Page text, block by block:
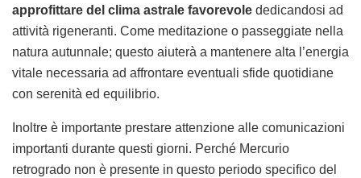
approfittare del clima astrale favorevole dedicandosi ad
attività rigeneranti. Come meditazione o passeggiate nella
natura autunnale; questo aiuterà a mantenere alta l’energia
vitale necessaria ad affrontare eventuali sfide quotidiane
con serenità ed equilibrio.
Inoltre è importante prestare attenzione alle comunicazioni
importanti durante questi giorni. Perché Mercurio
retrogrado non è presente in questo periodo specifico del